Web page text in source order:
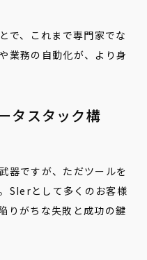
で、これまで専門家でな
業務の自動化が、より身
タスタック構
器ですが、ただツールを
SIerとして多くのお客様
りがちな失敗と成功の鍵